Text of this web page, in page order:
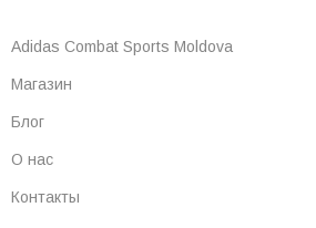
Adidas Combat Sports Moldova
Магазин
Блог
О нас
Контакты